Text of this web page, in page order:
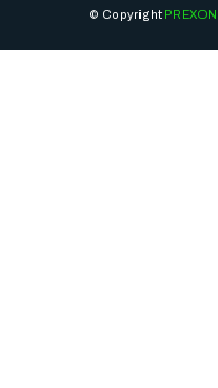
© Copyright PREXON